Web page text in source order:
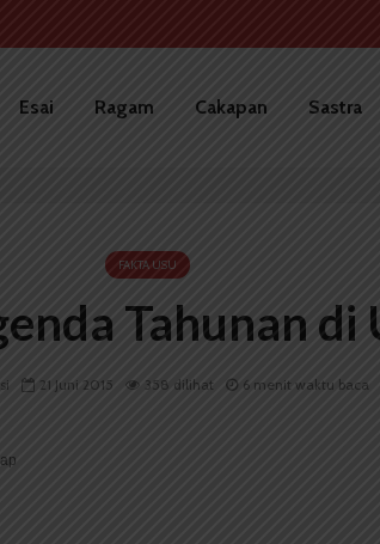
Esai Ragam Cakapan Sastra
FAKTA USU
Tahunan di
21 Juni 2015 358 dilihat 6 menit waktu baca